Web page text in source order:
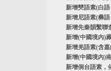
新增僰語素(白
新增尼語素(彝
新增先秦韻繫聯
新增(中國境內)
新增羌語素(含
新增(中國境內)
新增侗台語素，